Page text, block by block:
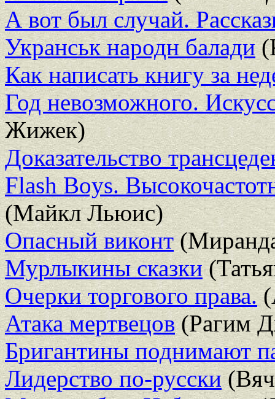
А вот был случай.
Укранськ народн балади
Как написать книгу за
Год невозможного.
Жижек)
Доказательство
Flash Boys.
(Майкл Льюис)
Опасный виконт
Мурлыкины сказки
Очерки торгового права.
Атака мертвецов(Рагим
Бригантины поднимают
Лидерство по-русски